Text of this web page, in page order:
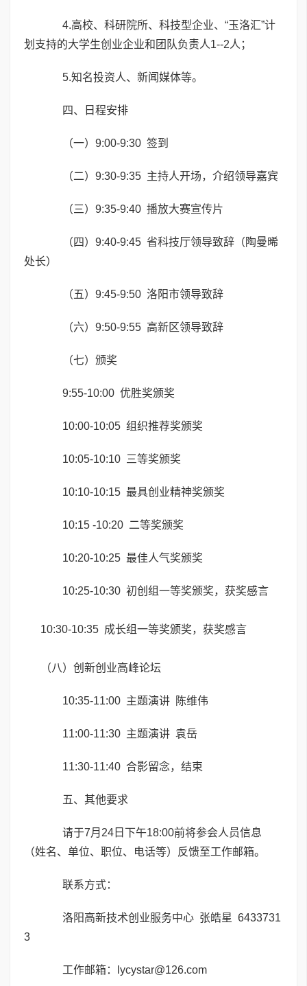
4.高校、科研院所、科技型企业、“玉洛汇”计
划支持的大学生创业企业和团队负责人1--2人；
5.知名投资人、新闻媒体等。
四、日程安排
（一）9:00-9:30 签到
（二）9:30-9:35 主持人开场，介绍领导嘉宾
（三）9:35-9:40 播放大赛宣传片
（四）9:40-9:45 省科技厅领导致辞（陶曼晞
处长）
（五）9:45-9:50 洛阳市领导致辞
（六）9:50-9:55 高新区领导致辞
（七）颁奖
9:55-10:00 优胜奖颁奖
10:00-10:05 组织推荐奖颁奖
10:05-10:10 三等奖颁奖
10:10-10:15 最具创业精神奖颁奖
10:15 -10:20 二等奖颁奖
10:20-10:25 最佳人气奖颁奖
10:25-10:30 初创组一等奖颁奖，获奖感言
10:30-10:35 成长组一等奖颁奖，获奖感言
（八）创新创业高峰论坛
10:35-11:00 主题演讲 陈维伟
11:00-11:30 主题演讲 袁岳
11:30-11:40 合影留念，结束
五、其他要求
请于7月24日下午18:00前将参会人员信息
（姓名、单位、职位、电话等）反馈至工作邮箱。
联系方式：
洛阳高新技术创业服务中心 张皓星 6433731
3
工作邮箱：lycystar@126.com